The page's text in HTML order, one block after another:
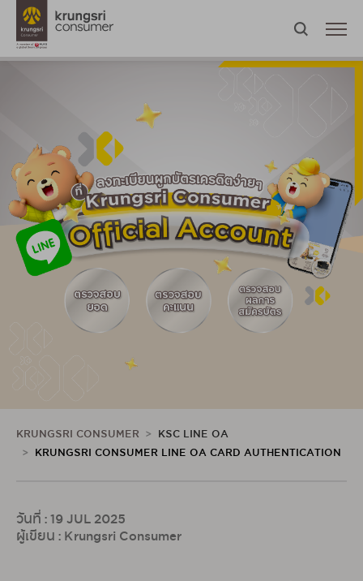
KRUNGSRI CONSUMER
KSC LINE OA
KRUNGSRI CONSUMER LINE OA CARD AUTHENTICATION
วันที่ : 19 JUL 2025
ผู้เขียน : Krungsri Consumer